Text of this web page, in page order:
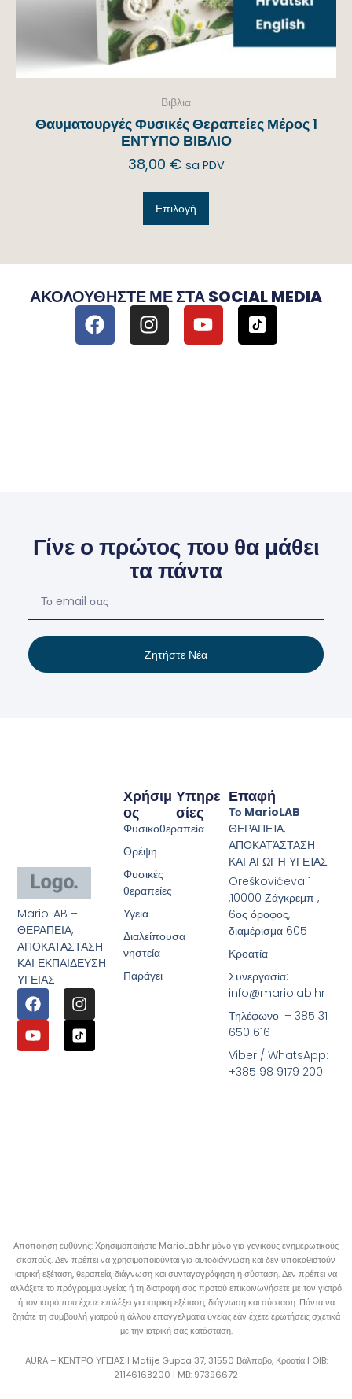
Βιβλια
Θαυματουργές Φυσικές Θεραπείες Μέρος 1
ΕΝΤΥΠΟ ΒΙΒΛΙΟ
38,00 € sa PDV
Επιλογή
ΑΚΟΛΟΥΘΉΣΤΕ ΜΕ ΣΤΑ SOCIAL MEDIA
Γίνε ο πρώτος που θα μάθει
τα πάντα
Ζητήστε Νέα
MarioLAB –
ΘΕΡΑΠΕΙΑ,
ΑΠΟΚΑΤΑΣΤΑΣΗ
ΚΑΙ ΕΚΠΑΙΔΕΥΣΗ
ΥΓΕΙΑΣ
Υπηρε
Σίες
Χρήσιμ
Ος
Φυσικοθεραπεία
Θρέψη
Φυσικές
θεραπείες
Υγεία
Διαλείπουσα
νηστεία
Παράγει
Επαφή
Το MarioLAB
ΘΕΡΑΠΕΊΑ,
ΑΠΟΚΑΤΆΣΤΑΣΗ
ΚΑΙ ΑΓΩΓΉ ΥΓΕΊΑΣ
Oreškovićeva 1
,10000 Ζάγκρεμπ ,
6ος όροφος,
διαμέρισμα 605
Κροατία
Συνεργασία:
info@mariolab.hr
Τηλέφωνο: + 385 31
650 616
Viber / WhatsApp:
+385 98 9179 200
Αποποίηση ευθύνης: Χρησιμοποιήστε MarioLab.hr μόνο για γενικούς ενημερωτικούς
σκοπούς. Δεν πρέπει να χρησιμοποιούνται για αυτοδιάγνωση και δεν υποκαθιστούν
ιατρική εξέταση, θεραπεία, διάγνωση και συνταγογράφηση ή σύσταση. Δεν πρέπει να
αλλάξετε το πρόγραμμα υγείας ή τη διατροφή σας προτού επικοινωνήσετε με τον γιατρό
ή τον ιατρό που έχετε επιλέξει για ιατρική εξέταση, διάγνωση και σύσταση. Πάντα να
ζητάτε τη συμβουλή γιατρού ή άλλου επαγγελματία υγείας εάν έχετε ερωτήσεις σχετικά
με την ιατρική σας κατάσταση.
AURA – ΚΕΝΤΡΟ ΥΓΕΙΑΣ | Matije Gupca 37, 31550 Βάλποβο, Κροατία | OIB:
21146168200 | MB: 97396672